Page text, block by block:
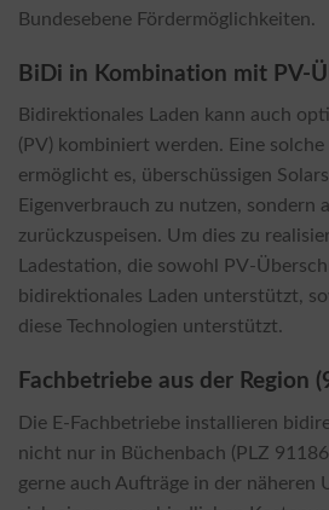
Bundesebene Fördermöglichkeiten.
BiDi in Kombination mit PV-
Bidirektionales Laden kann auch
(PV) kombiniert werden. Eine
ermöglicht es, überschüssigen
Eigenverbrauch zu nutzen, sondern
zurückzuspeisen. Um dies zu
Ladestation, die sowohl PV-
bidirektionales Laden unterstützt,
diese Technologien unterstützt.
Fachbetriebe aus der Region
Die E-Fachbetriebe installieren
nicht nur in Büchenbach (PLZ
gerne auch Aufträge in der näheren